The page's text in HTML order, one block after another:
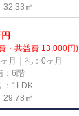
32.33㎡
円
・共益費 13,000円)
月｜礼：0ヶ月
：6階
：1LDK
29.78㎡